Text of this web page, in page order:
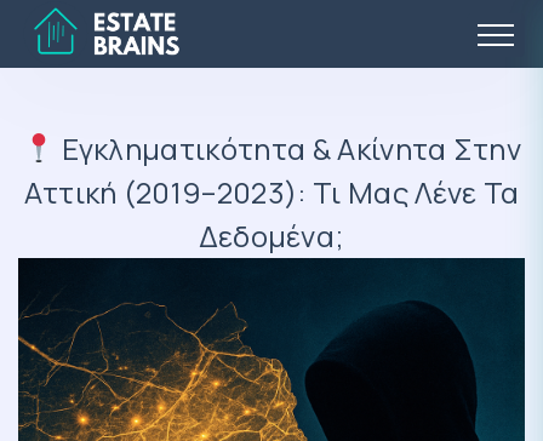
Εγκληματικότητα & Ακίνητα Στην
Αττική (2019–2023): Τι Μας Λένε Τα
Δεδομένα;